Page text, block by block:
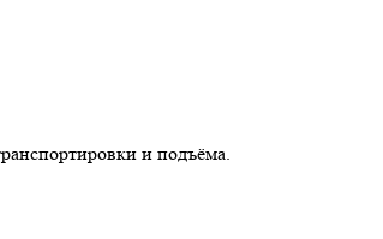
и подъёма.